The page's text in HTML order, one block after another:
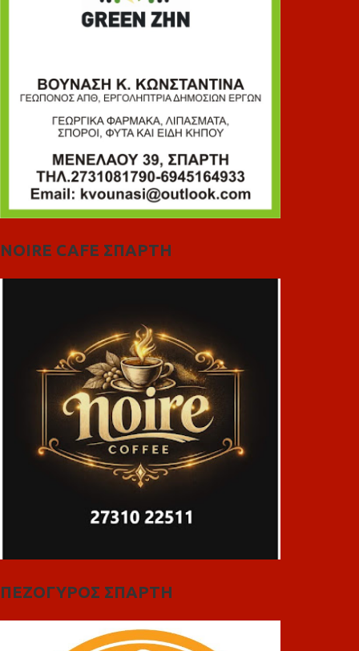
NOIRE CAFE ΣΠΑΡΤΗ
ΠΕΖΟΓΥΡΟΣ ΣΠΑΡΤΗ